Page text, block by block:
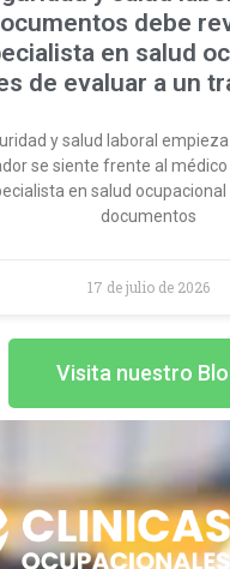
debe
en salud
de evaluar a un
y salud laboral
se siente frente al médico
en salud
documentos
17 de julio de 2026
Visita nuestro